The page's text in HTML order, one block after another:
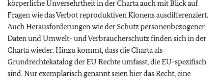
körperliche Unversehrtheit in der Charta auch mit Blick auf
Fragen wie das Verbot reproduktiven Klonens ausdifferenziert.
Auch Herausforderungen wie der Schutz personenbezogener
Daten und Umwelt- und Verbraucherschutz finden sich in der
Charta wieder. Hinzu kommt, dass die Charta als
Grundrechtekatalog derEU Rechte umfasst, dieEU-spezifisch
sind. Nur exemplarisch genannt seien hier das Recht, eine